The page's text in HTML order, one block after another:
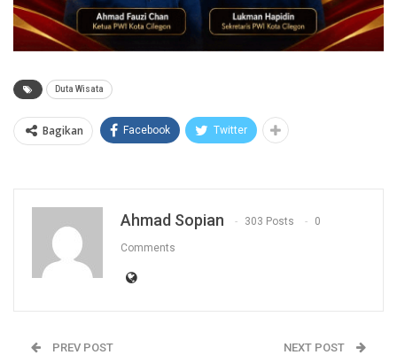
Duta Wisata
Bagikan Facebook Twitter
Ahmad Sopian 303 Posts 0
Comments
PREV POST NEXT POST